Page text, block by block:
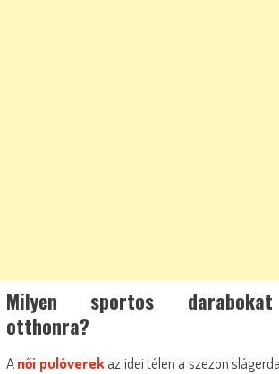
Milyen sportos darabokat
otthonra?
Anői pulóverekaz idei télen a szezon